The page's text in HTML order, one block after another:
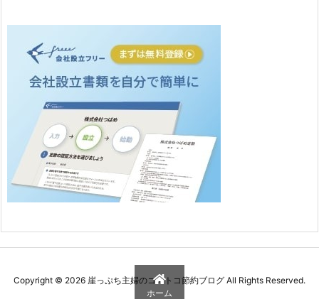
Copyright © 2026 崖っぷち主婦のコストコ節約ブログ All Rights Reserved.
ホーム